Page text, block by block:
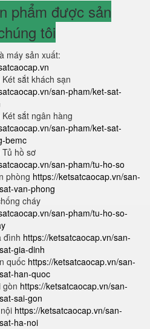
phẩm được sản
tôi
máy sản xuất:
sắt khách sạn
san-pham/ket-sat-
sắt ngân hàng
san-pham/ket-sat-
bemc
hồ sơ
san-pham/tu-ho-so
phòng https://ketsatcaocap.vn/san-
van-phong
cháy
san-pham/tu-ho-so-
đình https://ketsatcaocap.vn/san-
gia-dinh
quốc https://ketsatcaocap.vn/san-
han-quoc
gòn https://ketsatcaocap.vn/san-
sai-gon
https://ketsatcaocap.vn/san-
ha-noi